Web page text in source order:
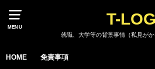
MENU T-LOG
就職、大学等の背景事情（私見がか
HOME 免責事項